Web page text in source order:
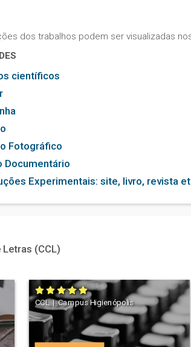
dos trabalhos podem ser visualizadas
científicos
Fotográfico
Documentário
Experimentais: site, livro, revista
(CCL)
CCL | Campus Higienópolis